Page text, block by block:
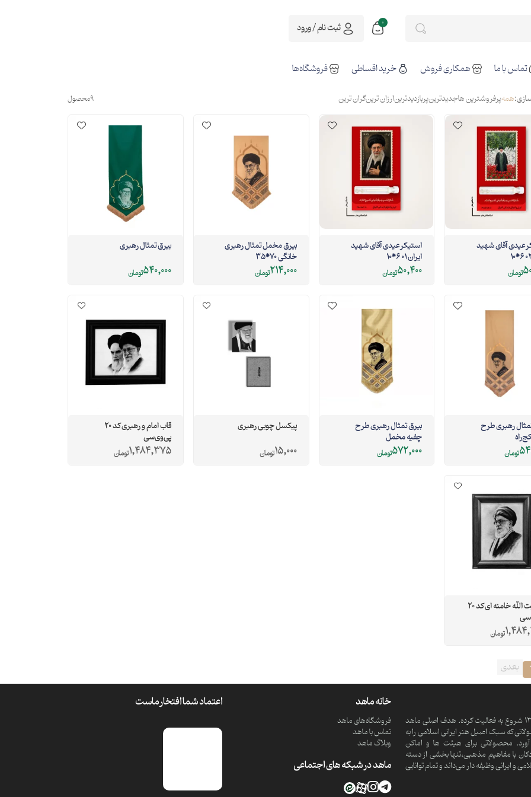
0 ثبت نام / ورود
تماس با ما همکاری فروش خرید اقساطی فروشگاه‌ها
همهپرفروشترین هاجدیدترینپربازدیدترینارزان ترینگران ترین 9محصول
استیکر عیدی آقای شهید
تومان
استیکر عیدی آقای شهید
ایران 01 6*10
50,400تومان
بیرق مخمل تمثال رهبری
خانگی 70*35
214,000تومان
بیرق تمثال رهبری
540,000تومان
رهبری طرح
تومان
بیرق تمثال رهبری طرح
چفیه مخمل
572,000تومان
پیکسل چوبی رهبری
15,000تومان
قاب امام و رهبری کد 20
پی‌وی‌سی
1,484,375تومان
قاب آیت الله خامنه ای کد 20
تومان
بعدی
ماهد یک موسسه فرهنگی و مذهبی دانش بنیان است که از سال 1390 شروع به فعالیت کرده. هدف اصلی ماهد
که سبک اصیل هنر ایرانی اسلامی را به
محصولاتی برای هیئت ها و اماکن
با مفاهیم مذهبی،تنها بخشی از دسته
وظیفه دار می‌داند و تمام توانایی
خانه ماهد
فروشگاه‌های ماهد
تماس با ماهد
وبلاگ ماهد
ماهد در شبکه های اجتماعی
اعتماد شما افتخار ماست